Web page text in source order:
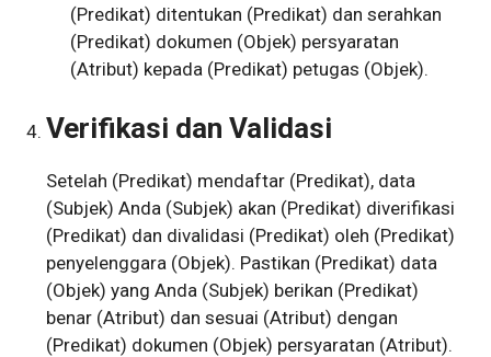
(Predikat) ditentukan (Predikat) dan serahkan
(Predikat) dokumen (Objek) persyaratan
(Atribut) kepada (Predikat) petugas (Objek).
Verifikasi dan Validasi
Setelah (Predikat) mendaftar (Predikat), data
(Subjek) Anda (Subjek) akan (Predikat) diverifikasi
(Predikat) dan divalidasi (Predikat) oleh (Predikat)
penyelenggara (Objek). Pastikan (Predikat) data
(Objek) yang Anda (Subjek) berikan (Predikat)
benar (Atribut) dan sesuai (Atribut) dengan
(Predikat) dokumen (Objek) persyaratan (Atribut).